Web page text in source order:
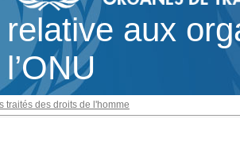
relative aux
l’ONU
traités des droits de l'homme